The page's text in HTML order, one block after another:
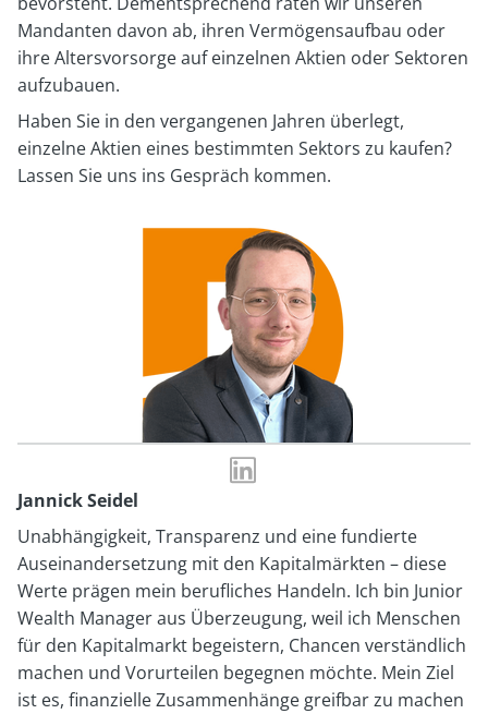
Mandanten davon ab, ihren Vermögensaufbau oder
ihre Altersvorsorge auf einzelnen Aktien oder Sektoren
aufzubauen.
Haben Sie in den vergangenen Jahren überlegt,
einzelne Aktien eines bestimmten Sektors zu kaufen?
Lassen Sie uns ins Gespräch kommen.
Jannick
Seidel
Jannick Seidel
Unabhängigkeit, Transparenz und eine fundierte
Auseinandersetzung mit den Kapitalmärkten – diese
Werte prägen mein berufliches Handeln. Ich bin Junior
Wealth Manager aus Überzeugung, weil ich Menschen
für den Kapitalmarkt begeistern, Chancen verständlich
machen und Vorurteilen begegnen möchte. Mein Ziel
ist es, finanzielle Zusammenhänge greifbar zu machen